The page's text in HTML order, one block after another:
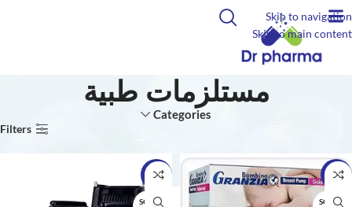
Skip to navigation
Skip to main content
مستلزمات طبية
Categories
Filters
-4%
SOLD O
-18%
SOLD O